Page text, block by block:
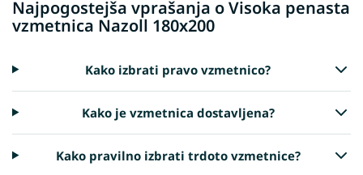
Najpogostejša vprašanja o Visoka penasta
vzmetnica Nazoll 180x200
Kako izbrati pravo vzmetnico?
Kako je vzmetnica dostavljena?
Kako pravilno izbrati trdoto vzmetnice?